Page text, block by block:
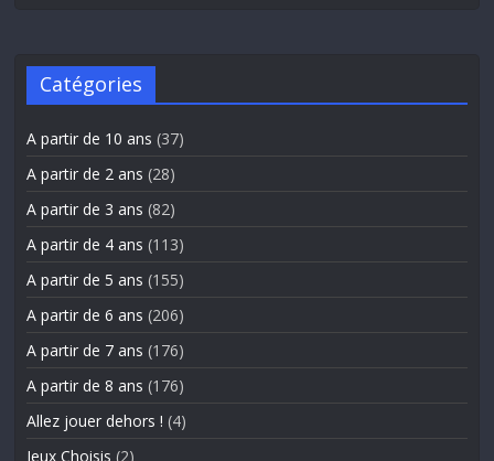
Catégories
A partir de 10 ans (37)
A partir de 2 ans (28)
A partir de 3 ans (82)
A partir de 4 ans (113)
A partir de 5 ans (155)
A partir de 6 ans (206)
A partir de 7 ans (176)
A partir de 8 ans (176)
Allez jouer dehors ! (4)
Jeux Choisis (2)